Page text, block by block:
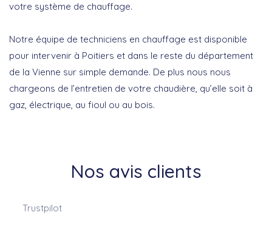
votre système de chauffage.
Notre équipe de techniciens en chauffage est disponible
pour intervenir à Poitiers et dans le reste du département
de la Vienne sur simple demande. De plus nous nous
chargeons de l’entretien de votre chaudière, qu’elle soit à
gaz, électrique, au fioul ou au bois.
Nos avis clients
Trustpilot